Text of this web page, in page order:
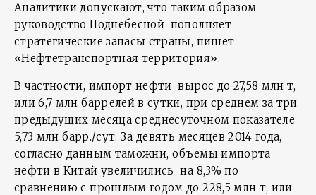
Аналитики допускают, что таким образом
руководство Поднебесной пополняет
стратегические запасы страны, пишет
«Нефтетранспортная территория».
В частности, импорт нефти вырос до 27,58 млн т,
или 6,7 млн баррелей в сутки, при среднем за три
предыдущих месяца среднесуточном показателе
5,73 млн барр./сут. За девять месяцев 2014 года,
согласно данным таможни, объемы импорта
нефти в Китай увеличились на 8,3% по
сравнению с прошлым годом до 228,5 млн т, или